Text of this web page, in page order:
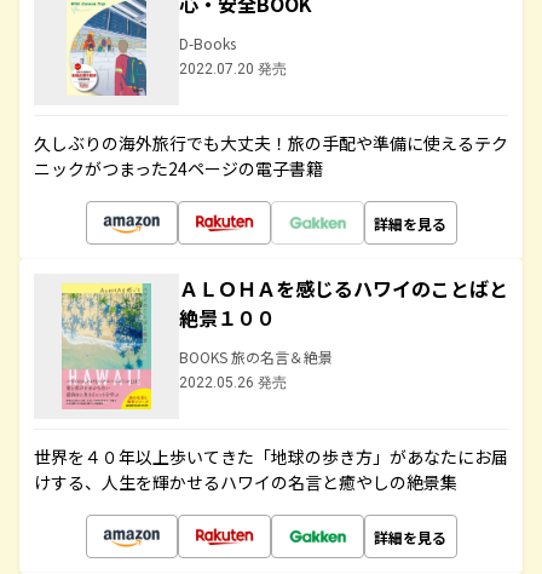
D-Books
2022.07.20 発売
久しぶりの海外旅行でも大丈夫！旅の手配や準備に使えるテク
ニックがつまった24ページの電子書籍
詳細を見る
ＡＬＯＨＡを感じるハワイのことばと
絶景１００
BOOKS 旅の名言＆絶景
2022.05.26 発売
世界を４０年以上歩いてきた「地球の歩き方」があなたにお届
けする、人生を輝かせるハワイの名言と癒やしの絶景集
詳細を見る